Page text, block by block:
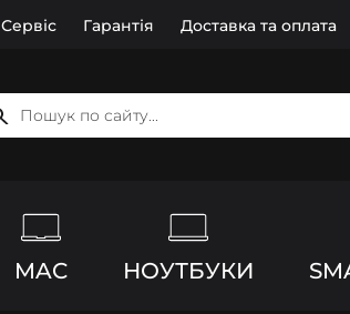
Сервіс Гарантія Доставка та оплата
MAC НОУТБУКИ